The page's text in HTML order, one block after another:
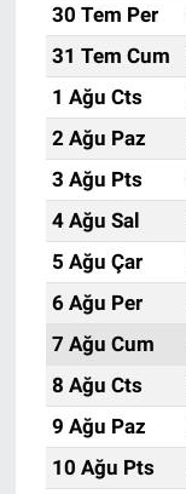
30 Tem Per
31 Tem Cum
1 Ağu Cts
2 Ağu Paz
3 Ağu Pts
4 Ağu Sal
5 Ağu Çar
6 Ağu Per
7 Ağu Cum
8 Ağu Cts
9 Ağu Paz
10 Ağu Pts